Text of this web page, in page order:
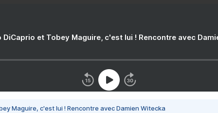
DiCaprio et Tobey Maguire, c'est lui ! Rencontre avec
Maguire, c'est lui ! Rencontre avec Damien Witecka